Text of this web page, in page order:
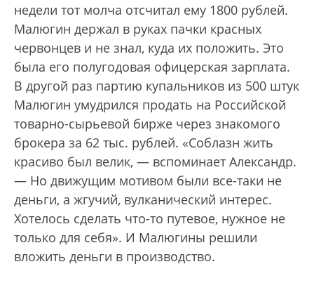
недели тот молча отсчитал ему 1800 рублей.
Малюгин держал в руках пачки красных
червонцев и не знал, куда их положить. Это
была его полугодовая офицерская зарплата.
В другой раз партию купальников из 500 штук
Малюгин умудрился продать на Российской
товарно-сырьевой бирже через знакомого
брокера за 62 тыс. рублей. «Соблазн жить
красиво был велик, — вспоминает Александр.
— Но движущим мотивом были все-таки не
деньги, а жгучий, вулканический интерес.
Хотелось сделать что-то путевое, нужное не
только для себя». И Малюгины решили
вложить деньги в производство.